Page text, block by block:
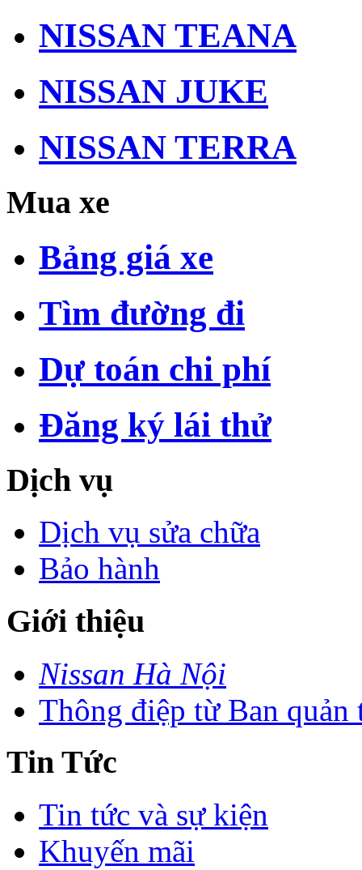
NISSAN TEANA
NISSAN JUKE
NISSAN TERRA
Mua xe
Bảng giá xe
Tìm đường đi
Dự toán chi phí
Đăng ký lái thử
Dịch vụ
Dịch vụ sửa chữa
Bảo hành
Giới thiệu
Nissan Hà Nội
Thông điệp từ Ban quản
Tin Tức
Tin tức và sự kiện
Khuyến mãi